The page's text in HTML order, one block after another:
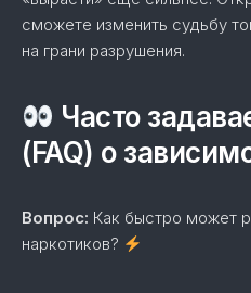
сможете изменить судьбу
на грани разрушения.
Часто
(FAQ) о
Вопрос: Как быстро может
наркотиков?